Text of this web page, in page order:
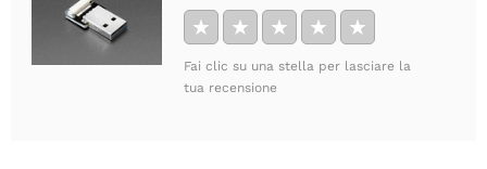
★ ★ ★ ★ ★
Fai clic su una stella per lasciare la
tua recensione